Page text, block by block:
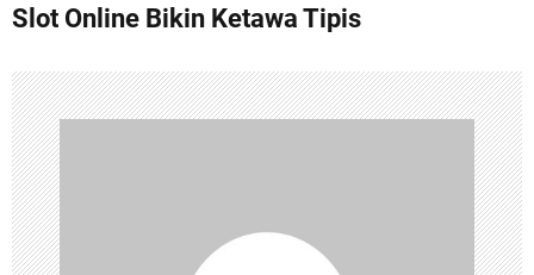
s
t
n
a
v
i
Slot Online Bikin Ketawa Tipis